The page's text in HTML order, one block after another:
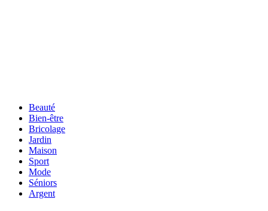
Beauté
Bien-être
Bricolage
Jardin
Maison
Sport
Mode
Séniors
Argent